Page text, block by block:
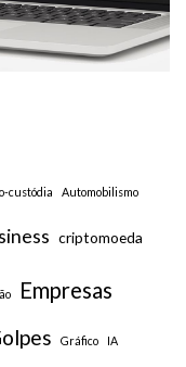
custódia Automobilismo
criptomoeda
Empresas
Gráfico IA